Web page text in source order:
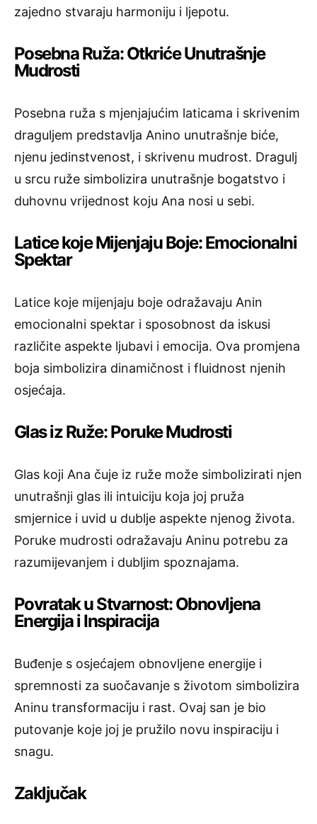
zajedno stvaraju harmoniju i ljepotu.
Posebna Ruža: Otkriće Unutrašnje
Mudrosti
Posebna ruža s mjenjajućim laticama i skrivenim
draguljem predstavlja Anino unutrašnje biće,
njenu jedinstvenost, i skrivenu mudrost. Dragulj
u srcu ruže simbolizira unutrašnje bogatstvo i
duhovnu vrijednost koju Ana nosi u sebi.
Latice koje Mijenjaju Boje: Emocionalni
Spektar
Latice koje mijenjaju boje odražavaju Anin
emocionalni spektar i sposobnost da iskusi
različite aspekte ljubavi i emocija. Ova promjena
boja simbolizira dinamičnost i fluidnost njenih
osjećaja.
Glas iz Ruže: Poruke Mudrosti
Glas koji Ana čuje iz ruže može simbolizirati njen
unutrašnji glas ili intuiciju koja joj pruža
smjernice i uvid u dublje aspekte njenog života.
Poruke mudrosti odražavaju Aninu potrebu za
razumijevanjem i dubljim spoznajama.
Povratak u Stvarnost: Obnovljena
Energija i Inspiracija
Buđenje s osjećajem obnovljene energije i
spremnosti za suočavanje s životom simbolizira
Aninu transformaciju i rast. Ovaj san je bio
putovanje koje joj je pružilo novu inspiraciju i
snagu.
Zaključak